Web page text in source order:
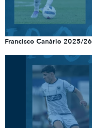
Francisco Canário 2025/26